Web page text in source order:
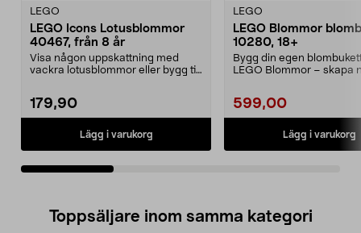
LEGO
LEGO Icons Lotusblommor
40467, från 8 år
Visa någon uppskattning med
vackra lotusblommor eller bygg till
179,90
Lägg i varukorg
LEGO
LEGO Blommor
10280, 18+
Bygg din egen
LEGO Blommor – skapa
599,00
Lägg i varukorg
Toppsäljare inom samma kategori